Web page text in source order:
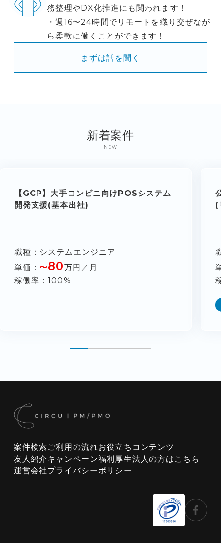
務整理やDX化推進にも関われます！
・週16〜24時間でリモートを織り交ぜなが
ら柔軟に働くことができます！
まずは話を聞く
新着案件
NEW
【GCP】大手コンビニ向けPOSシステム
開発支援(基本出社)
職種
システムエンジニア
単価
〜80万円／月
稼働率
100%
(
案件検索 ご利用の流れお役立ちコンテンツ
友人紹介キャンペーン福利厚生法人の方はこちら
運営会社プライバシーポリシー